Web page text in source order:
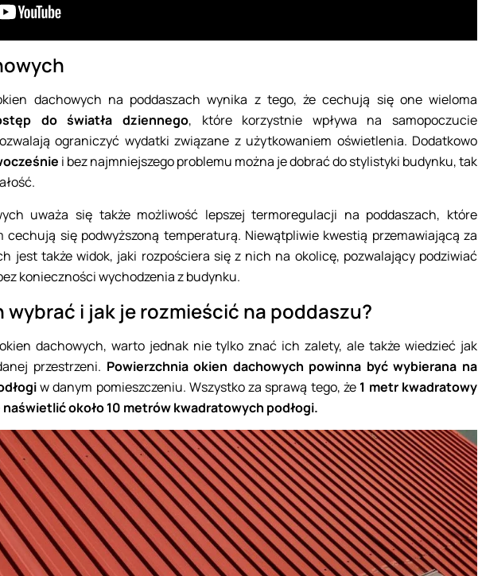
dachowych na poddaszach wynika z tego, że cechują się one wieloma
do światła dziennego, które korzystnie wpływa na samopoczucie
ograniczyć wydatki związane z użytkowaniem oświetlenia. Dodatkowo
i bez najmniejszego problemu można je dobrać do stylistyki budynku, tak
uważa się także możliwość lepszej termoregulacji na poddaszach, które
cechują się podwyższoną temperaturą. Niewątpliwie kwestią przemawiającą za
jest także widok, jaki rozpościera się z nich na okolicę, pozwalający podziwiać
konieczności wychodzenia z budynku.
wybrać i jak je rozmieścić na poddaszu?
dachowych, warto jednak nie tylko znać ich zalety, ale także wiedzieć jak
przestrzeni. Powierzchnia okien dachowych powinna być wybierana na
w danym pomieszczeniu. Wszystko za sprawą tego, że 1 metr kwadratowy
około 10 metrów kwadratowych podłogi.